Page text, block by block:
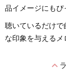
品イメージにもぴ
聴いているだけ
な印象を与えるメ
expand_less